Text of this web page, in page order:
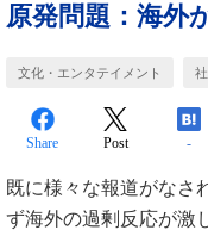
原発問題：海外
文化・エンタテイメント
Share Post -
既に様々な報道がなさ
ず海外の過剰反応が激